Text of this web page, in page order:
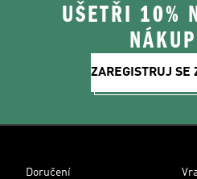
UŠETŘI 10%
ZAREGISTRUJ SE
Doručení